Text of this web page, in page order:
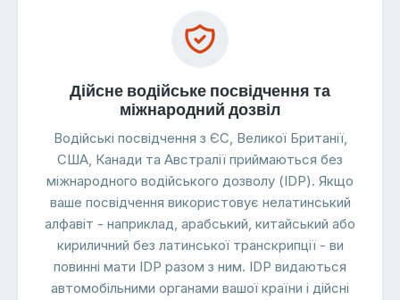
Дійсне водійське посвідчення та
міжнародний дозвіл
Водійські посвідчення з ЄС, Великої Британії,
США, Канади та Австралії приймаються без
міжнародного водійського дозволу (IDP). Якщо
ваше посвідчення використовує нелатинський
алфавіт - наприклад, арабський, китайський або
кириличний без латинської транскрипції - ви
повинні мати IDP разом з ним. IDP видаються
автомобільними органами вашої країни і дійсні